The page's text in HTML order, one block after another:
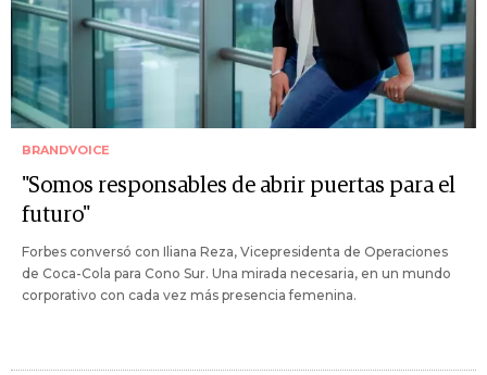
BRANDVOICE
"Somos responsables de abrir puertas para el
futuro"
Forbes conversó con Iliana Reza, Vicepresidenta de Operaciones
de Coca-Cola para Cono Sur. Una mirada necesaria, en un mundo
corporativo con cada vez más presencia femenina.